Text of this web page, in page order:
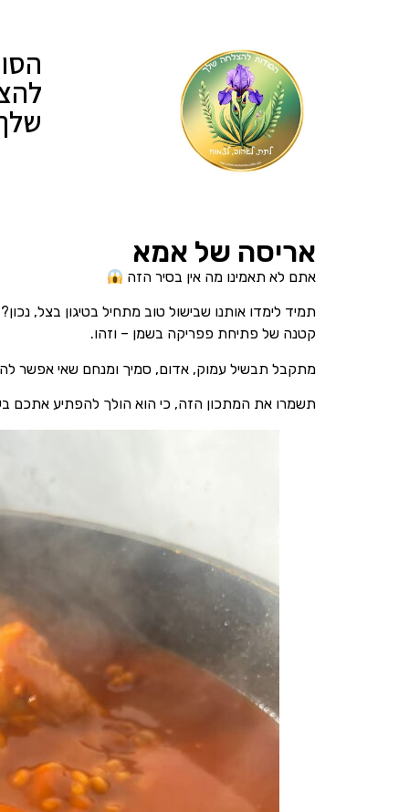
אריסה של אמא
אתם לא תאמינו מה אין בסיר הזה
תמיד לימדו אותנו שבישול טוב מתחיל בטיגון בצל,
קטנה של פתיחת פפריקה בשמן – וזהו.
מתקבל תבשיל עמוק, אדום, סמיך ומנחם שאי אפשר
תשמרו את המתכון הזה, כי הוא הולך להפתיע אתכם